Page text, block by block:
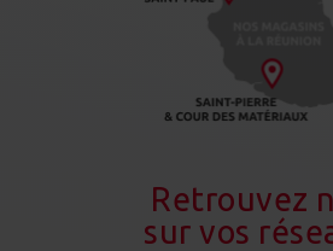
Retrouvez
sur vos